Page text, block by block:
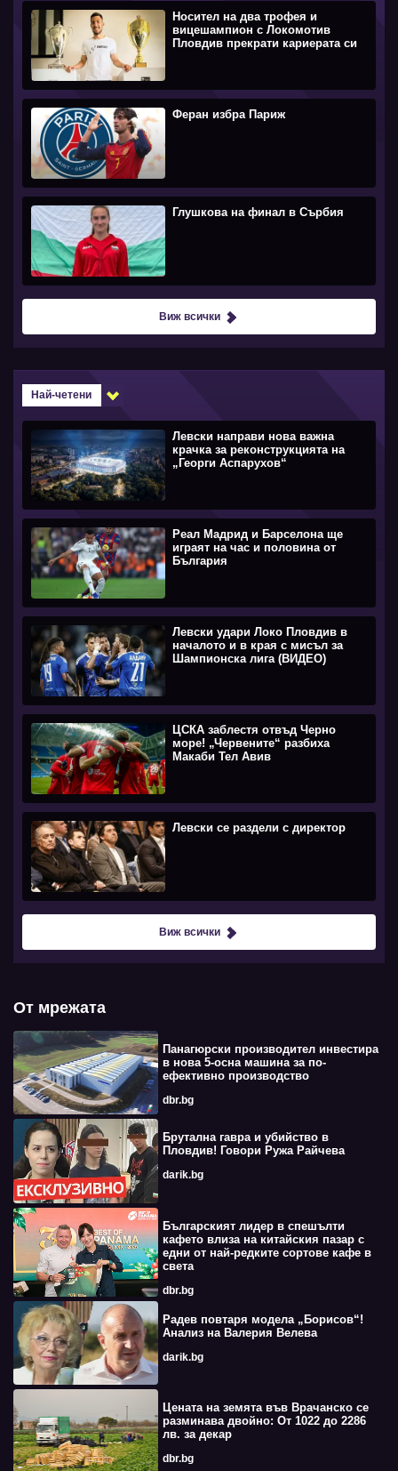
Носител на два трофея и
вицешампион с Локомотив
Пловдив прекрати кариерата си
Феран избра Париж
Глушкова на финал в Сърбия
Виж всички
Най-четени
Левски направи нова важна
крачка за реконструкцията на
„Георги Аспарухов“
Реал Мадрид и Барселона ще
играят на час и половина от
България
Левски удари Локо Пловдив в
началото и в края с мисъл за
Шампионска лига (ВИДЕО)
ЦСКА заблестя отвъд Черно
море! „Червените“ разбиха
Макаби Тел Авив
Левски се раздели с директор
Виж всички
От мрежата
Панагюрски производител инвестира
в нова 5-осна машина за по-
ефективно производство
dbr.bg
Брутална гавра и убийство в
Пловдив! Говори Ружа Райчева
darik.bg
Българският лидер в спешълти
кафето влиза на китайския пазар с
едни от най-редките сортове кафе в
света
dbr.bg
Радев повтаря модела „Борисов“!
Анализ на Валерия Велева
darik.bg
Цената на земята във Врачанско се
разминава двойно: От 1022 до 2286
лв. за декар
dbr.bg